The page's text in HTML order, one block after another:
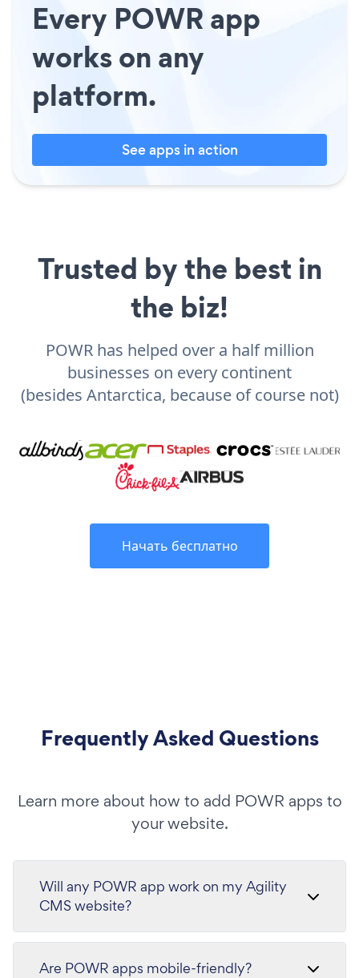
Every POWR app
works on any
platform.
See apps in action
Trusted by the best in
the biz!
POWR has helped over a half million
businesses on every continent
(besides Antarctica, because of course not)
Начать бесплатно
Frequently Asked Questions
Learn more about how to add POWR apps to
your website.
Will any POWR app work on my Agility
CMS website?
Are POWR apps mobile-friendly?